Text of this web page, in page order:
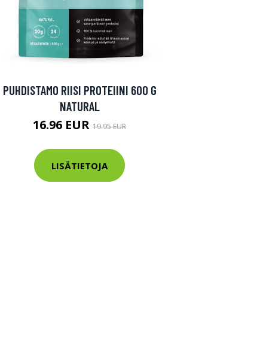
PUHDISTAMO RIISI PROTEIINI 600 G
NATURAL
16.96 EUR 19.95 EUR
LISÄTIETOJA